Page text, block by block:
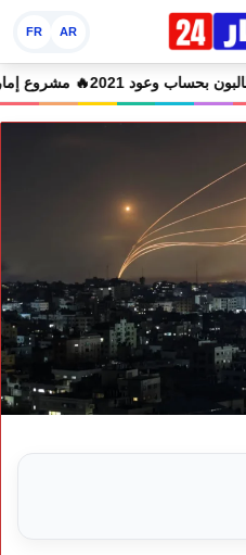
AR
FR
والمغاربة يطالبون بحساب وعود